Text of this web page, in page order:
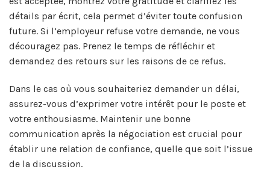
détails par écrit, cela permet d’éviter toute confusion
future. Si l’employeur refuse votre demande, ne vous
découragez pas. Prenez le temps de réfléchir et
demandez des retours sur les raisons de ce refus.
Dans le cas où vous souhaiteriez demander un délai,
assurez-vous d’exprimer votre intérêt pour le poste et
votre enthousiasme. Maintenir une bonne
communication après la négociation est crucial pour
établir une relation de confiance, quelle que soit l’issue
de la discussion.